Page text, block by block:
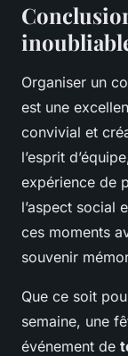
Organiser un
est une
convivial et
l’esprit
expérience de
l’aspect social
ces moments
souvenir
Que ce soit
semaine, une
événement de